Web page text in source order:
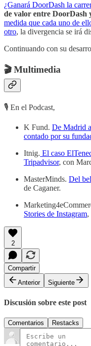
¿Ganará DoorDash la
de valor entre DoorDash
medida que cada uno de
otro, la divergencia se irá
Continuando con su
🎬 Multimedia
🎙 En el Podcast,
K Fund. De Madrid
contado por su
Itnig. El caso
Tripadvisor, con
MasterMinds. Del
de Caganer.
Stories de Instagram,
2
Compartir
Anterior
Siguiente
Discusión sobre este post
Comentarios Restacks